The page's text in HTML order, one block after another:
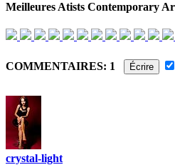
Meilleures Atists Contemporary
COMMENTAIRES: 1 Écrire
crystal-light